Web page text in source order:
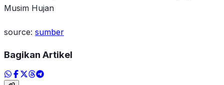
Musim Hujan
source: sumber
Bagikan Artikel